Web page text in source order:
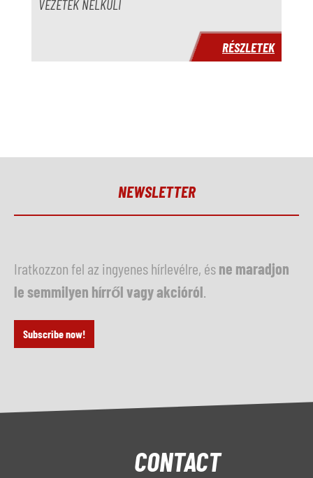
azonnal
kérésre
VEZETÉK NÉLKÜLI
RÉSZLETEK
NEWSLETTER
Iratkozzon fel az ingyenes hírlevélre, ésne maradjon
le semmilyen hírről vagy akcióról
Subscribe now!
CONTACT